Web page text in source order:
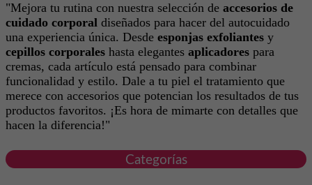
"Mejora tu rutina con nuestra selección de accesorios de
cuidado corporal diseñados para hacer del autocuidado
una experiencia única. Desde esponjas exfoliantes y
cepillos corporales hasta elegantes aplicadores para
cremas, cada artículo está pensado para combinar
funcionalidad y estilo. Dale a tu piel el tratamiento que
merece con accesorios que potencian los resultados de tus
productos favoritos. ¡Es hora de mimarte con detalles que
hacen la diferencia!"
Categorías